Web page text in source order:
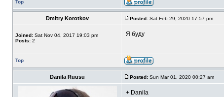
Top
Dmitry Korotkov Posted: Sat Feb 29, 2020 17:57 pm
Joined: Sat Nov 04, 2017 19:03 pm
Posts: 2
Я буду
Top
Danila Ruusu Posted: Sun Mar 01, 2020 00:27 am
+ Danila